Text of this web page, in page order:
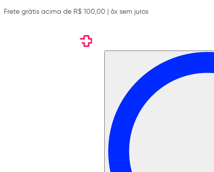
Frete grátis acima de R$ 100,00 | 6x sem juros